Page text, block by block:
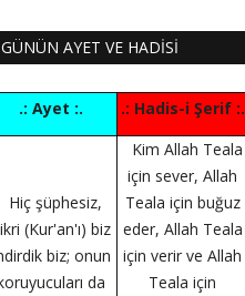
GÜNÜN AYET VE HADİSİ
.: Ayet :. .: Hadis-i Şerif :.
Hiç şüphesiz,
(Kur'an'ı) biz
biz; onun
da
Kim Allah Teala
için sever, Allah
Teala için buğuz
eder, Allah Teala
için verir ve Allah
Teala için